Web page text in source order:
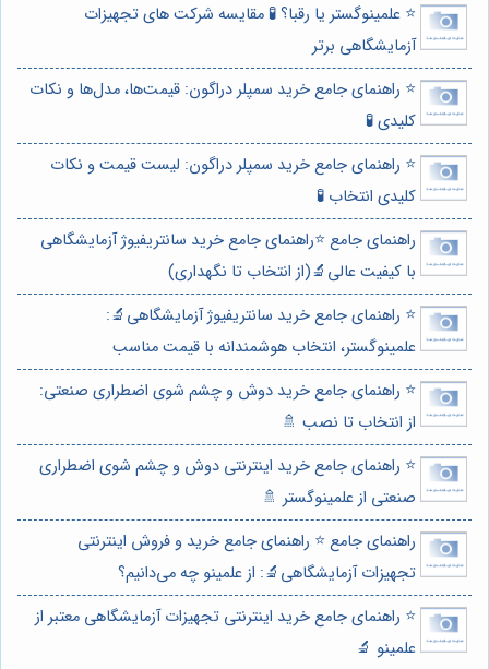
⭐️ علمینوگستر یا رقبا؟ 🧪 مقایسه شرکت های تجهیزات
آزمایشگاهی برتر
⭐️ راهنمای جامع خرید سمپلر دراگون: قیمت‌ها، مدل‌ها و نکات
کلیدی 🧪
⭐️ راهنمای جامع خرید سمپلر دراگون: لیست قیمت و نکات
کلیدی انتخاب 🧪
راهنمای جامع ⭐️راهنمای جامع خرید سانتریفیوژ آزمایشگاهی
با کیفیت عالی🔬(از انتخاب تا نگهداری)
⭐️ راهنمای جامع خرید سانتریفیوژ آزمایشگاهی🔬:
علمینوگستر، انتخاب هوشمندانه با قیمت مناسب
⭐️ راهنمای جامع خرید دوش و چشم شوی اضطراری صنعتی:
از انتخاب تا نصب 🚿
⭐️ راهنمای جامع خرید اینترنتی دوش و چشم شوی اضطراری
صنعتی از علمینوگستر 🚿
راهنمای جامع ⭐️ راهنمای جامع خرید و فروش اینترنتی
تجهیزات آزمایشگاهی🔬: از علمینو چه می‌دانیم؟
⭐️ راهنمای جامع خرید اینترنتی تجهیزات آزمایشگاهی معتبر از
علمینو 🔬